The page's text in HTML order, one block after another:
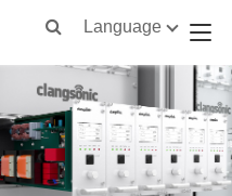
Language